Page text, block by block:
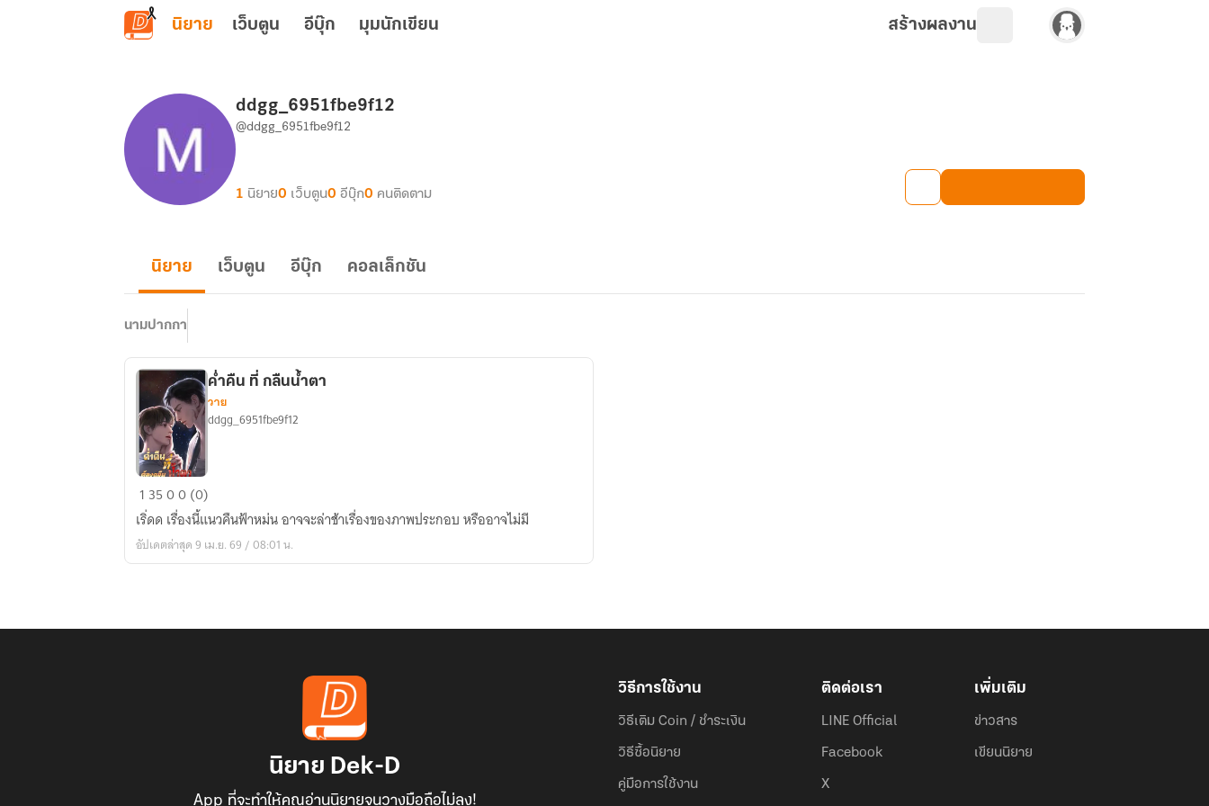
ข้ามไปยังเนื้อหาหลัก
นิยาย เว็บตูน อีบุ๊ก มุมนักเขียน สร้างผลงาน
ddgg_6951fbe9f12
@ddgg_6951fbe9f12
1 นิยาย0 เว็บตูน0 อีบุ๊ก0 คนติดตาม
นิยาย เว็บตูน อีบุ๊ก คอลเล็กชัน
นามปากกา
ค่ำคืน
ที่
กลืน
น้ำตา
ค่ำคืน ที่ กลืนน้ำตา
วาย
ddgg_6951fbe9f12
1 3500 (0)
เริ่ดด เรื่องนี้แนวคืนฟ้าหม่น อาจจะล่าช้าเรื่องของภาพประกอบ หรืออาจไม่มี
อัปเดตล่าสุด 9 เม.ย. 69 / 08:01 น.
นิยาย Dek-D
App ที่จะทำให้คุณอ่านนิยายจนวางมือถือไม่ลง!
วิธีการใช้งาน
วิธีเติม Coin / ชำระเงิน
วิธีซื้อนิยาย
คู่มือการใช้งาน
ติดต่อเรา
LINE Official
Facebook
X
เพิ่มเติม
ข่าวสาร
เขียนนิยาย